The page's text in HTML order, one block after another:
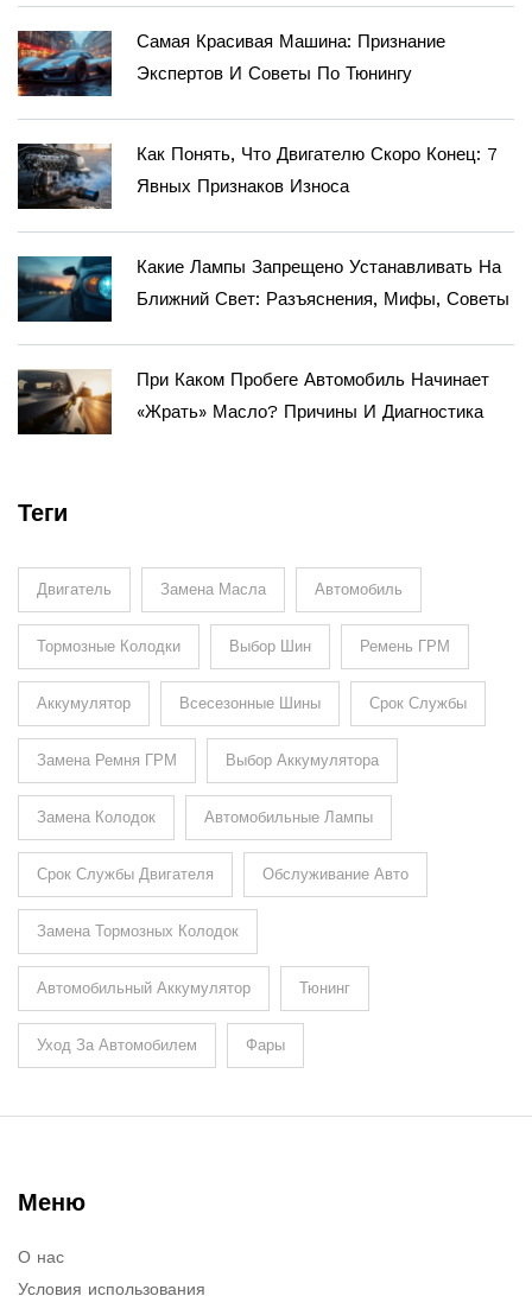
Самая Красивая Машина: Признание
Экспертов И Советы По Тюнингу
Как Понять, Что Двигателю Скоро Конец: 7
Явных Признаков Износа
Какие Лампы Запрещено Устанавливать На
Ближний Свет: Разъяснения, Мифы, Советы
При Каком Пробеге Автомобиль Начинает
«жрать» Масло? Причины И Диагностика
Теги
Двигатель Замена Масла Автомобиль
Тормозные Колодки Выбор Шин Ремень ГРМ
Аккумулятор Всесезонные Шины Срок Службы
Замена Ремня ГРМ Выбор Аккумулятора
Замена Колодок Автомобильные Лампы
Срок Службы Двигателя Обслуживание Авто
Замена Тормозных Колодок
Автомобильный Аккумулятор Тюнинг
Уход За Автомобилем Фары
Меню
О нас
Условия использования